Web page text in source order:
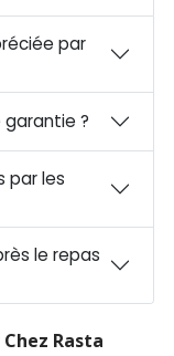
par
?
par les
le repas
Rasta